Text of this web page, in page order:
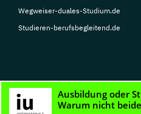
Wegweiser-duales-Studium.de
Studieren-berufsbegleitend.de
© Copyright 2026, TarGroup Media GmbH